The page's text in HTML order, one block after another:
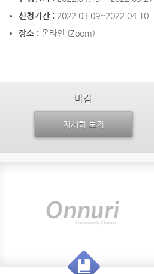
신청기간 : 2022.03.09~2022.04.10
장소 : 온라인 (Zoom)
마감
자세히 보기